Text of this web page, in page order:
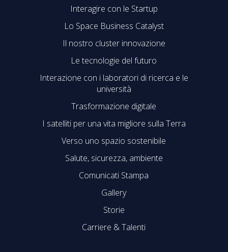
Interagire con le Startup
Lo Space Business Catalyst
Il nostro cluster innovazione
Le tecnologie del futuro
Interazione con i laboratori di ricerca e le
università
Trasformazione digitale
I satelliti per una vita migliore sulla Terra
Verso uno spazio sostenibile
Salute, sicurezza, ambiente
Comunicati Stampa
Gallery
Storie
Carriere & Talenti